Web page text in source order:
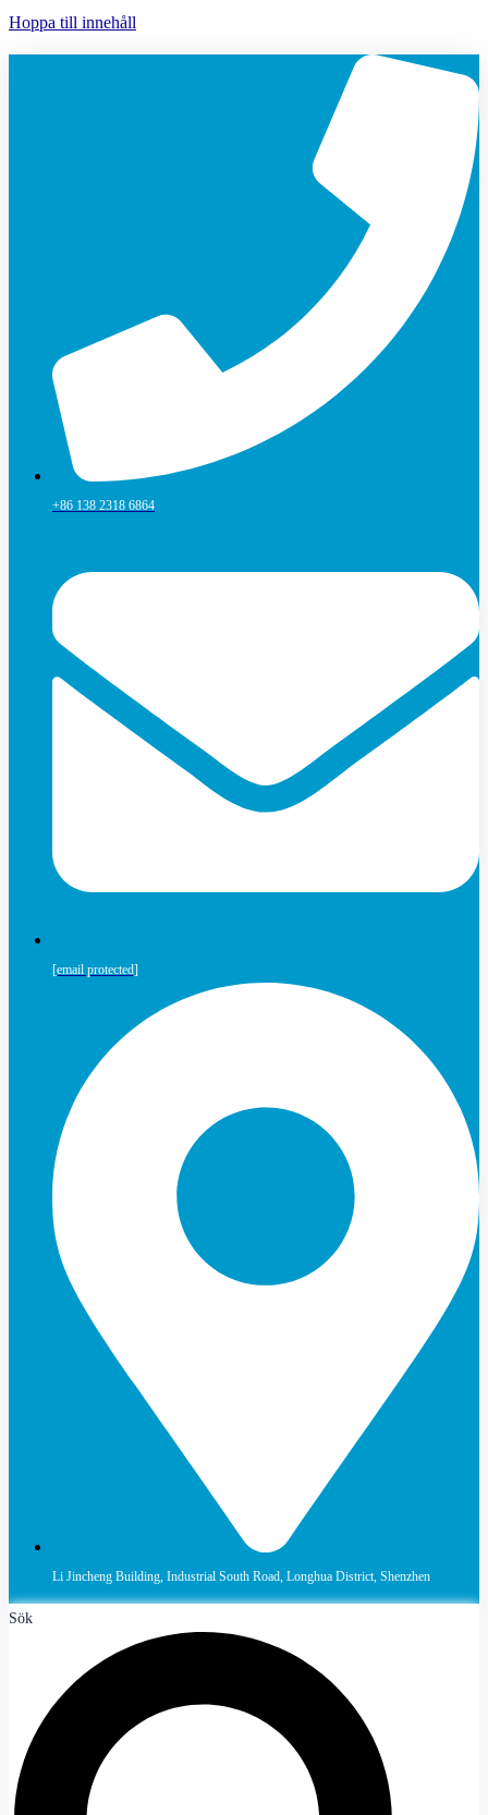
Hoppa till innehåll
+86 138 2318 6864
[email protected]
Li Jincheng Building, Industrial South Road, Longhua District, Shenzhen
Sök